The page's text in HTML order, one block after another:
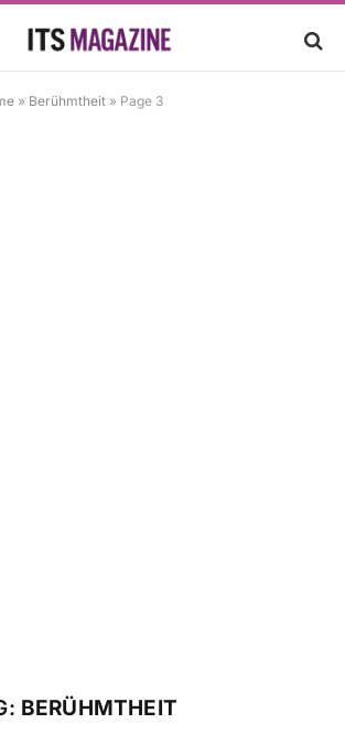
» Berühmtheit » Page 3
BERÜHMTHEIT